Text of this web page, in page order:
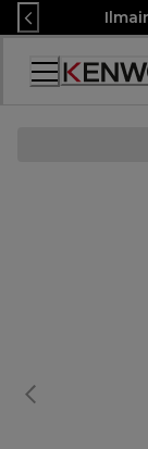
Skip
to
Content